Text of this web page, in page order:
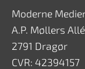
Moderne
A.P. Møllers
2791 Dragør
CVR: 42394157